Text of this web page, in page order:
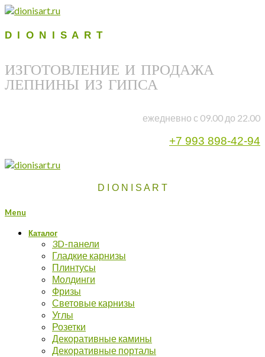
D I O N I S A R T
ИЗГОТОВЛЕНИЕ И ПРОДАЖА
ЛЕПНИНЫ ИЗ ГИПСА
ежедневно с 09.00 до 22.00
+7 993 898-42-94
D I O N I S A R T
Menu
Каталог
3D-панели
Гладкие карнизы
Плинтусы
Молдинги
Фризы
Световые карнизы
Углы
Розетки
Декоративные камины
Декоративные порталы